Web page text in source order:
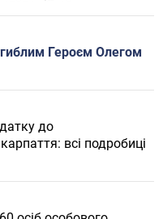
Героєм Олегом
до
всі подробиці